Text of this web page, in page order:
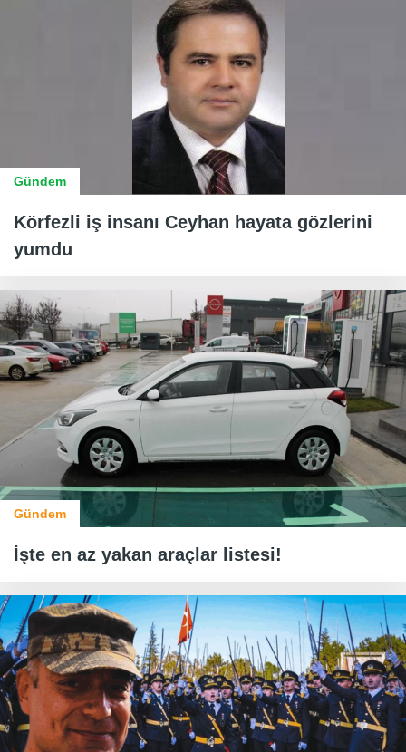
Gündem
Körfezli iş insanı Ceyhan hayata gözlerini
yumdu
Gündem
İşte en az yakan araçlar listesi!